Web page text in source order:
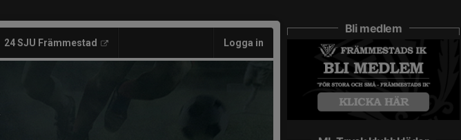
24 SJU Främmestad Logga in
Bli medlem